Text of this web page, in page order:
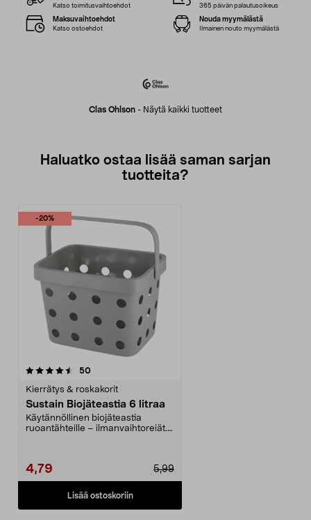
Clas Ohlson - Näytä kaikki tuotteet
Katso toimitusvaihtoehdot 365 päivän palautusoikeus
Maksuvaihtoehdot
Katso ostoehdot
Nouda myymälästä
Ilmainen nouto myymälästä
Haluatko ostaa lisää saman sarjan
tuotteita?
-20%
50arvostelut
Kierrätys & roskakorit
Sustain Biojäteastia 6 litraa
Käytännöllinen biojäteastia
ruoantähteille – ilmanvaihtoreiät.
5,99
4,79
Lisää ostoskoriin